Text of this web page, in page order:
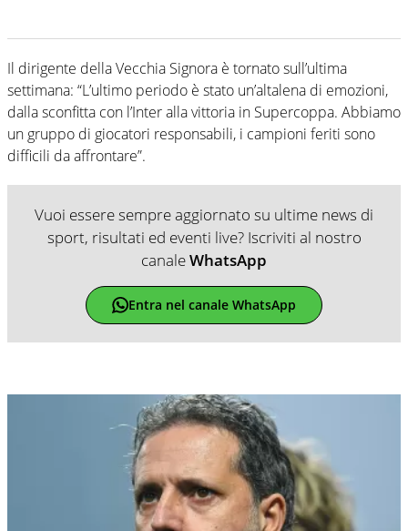
Il dirigente della Vecchia Signora è tornato sull’ultima
settimana: “L’ultimo periodo è stato un’altalena di emozioni,
dalla sconfitta con l’Inter alla vittoria in Supercoppa. Abbiamo
un gruppo di giocatori responsabili, i campioni feriti sono
difficili da affrontare”.
Vuoi essere sempre aggiornato su ultime news di
sport, risultati ed eventi live? Iscriviti al nostro
canaleWhatsApp
Entra nel canale WhatsApp